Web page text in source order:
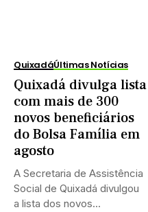
QuixadáÚltimas Notícias
Quixadá divulga lista
com mais de 300
novos beneficiários
do Bolsa Família em
agosto
A Secretaria de Assistência
Social de Quixadá divulgou
a lista dos novos...